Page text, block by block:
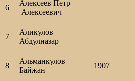
6
Алексеев Петр
Алексеевич
7
Аликулов
Абдулназар
8
Альманкулов
Байжан
1907